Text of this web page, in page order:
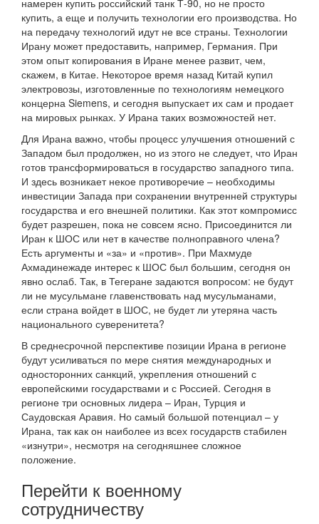
намерен купить российский танк Т-90, но не просто
купить, а еще и получить технологии его производства. Но
на передачу технологий идут не все страны. Технологии
Ирану может предоставить, например, Германия. При
этом опыт копирования в Иране менее развит, чем,
скажем, в Китае. Некоторое время назад Китай купил
электровозы, изготовленные по технологиям немецкого
концерна Siemens, и сегодня выпускает их сам и продает
на мировых рынках. У Ирана таких возможностей нет.
Для Ирана важно, чтобы процесс улучшения отношений с
Западом был продолжен, но из этого не следует, что Иран
готов трансформироваться в государство западного типа.
И здесь возникает некое противоречие – необходимы
инвестиции Запада при сохранении внутренней структуры
государства и его внешней политики. Как этот компромисс
будет разрешен, пока не совсем ясно. Присоединится ли
Иран к ШОС или нет в качестве полноправного члена?
Есть аргументы и «за» и «против». При Махмуде
Ахмадинежаде интерес к ШОС был большим, сегодня он
явно ослаб. Так, в Тегеране задаются вопросом: не будут
ли не мусульмане главенствовать над мусульманами,
если страна войдет в ШОС, не будет ли утеряна часть
национального суверенитета?
В среднесрочной перспективе позиции Ирана в регионе
будут усиливаться по мере снятия международных и
односторонних санкций, укрепления отношений с
европейскими государствами и с Россией. Сегодня в
регионе три основных лидера – Иран, Турция и
Саудовская Аравия. Но самый большой потенциал – у
Ирана, так как он наиболее из всех государств стабилен
«изнутри», несмотря на сегодняшнее сложное
положение.
Перейти к военному
сотрудничеству